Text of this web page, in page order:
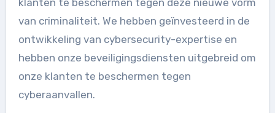
van criminaliteit. We hebben geïnvesteerd in de
ontwikkeling van cybersecurity-expertise en
hebben onze beveiligingsdiensten uitgebreid om
onze klanten te beschermen tegen
cyberaanvallen.